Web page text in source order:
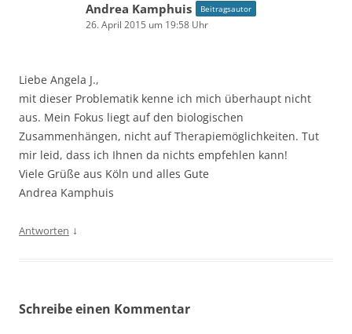
Andrea Kamphuis Beitragsautor
26. April 2015 um 19:58 Uhr
Liebe Angela J.,
mit dieser Problematik kenne ich mich überhaupt nicht
aus. Mein Fokus liegt auf den biologischen
Zusammenhängen, nicht auf Therapiemöglichkeiten. Tut
mir leid, dass ich Ihnen da nichts empfehlen kann!
Viele Grüße aus Köln und alles Gute
Andrea Kamphuis
Antworten ↓
Schreibe einen Kommentar